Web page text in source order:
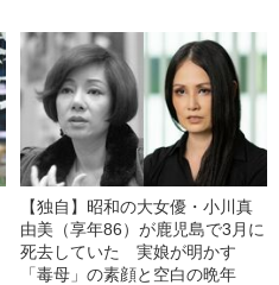
【独自】昭和の大女優・小川真
由美（享年86）が鹿児島で3月に
死去していた 実娘が明かす
「毒母」の素顔と空白の晩年